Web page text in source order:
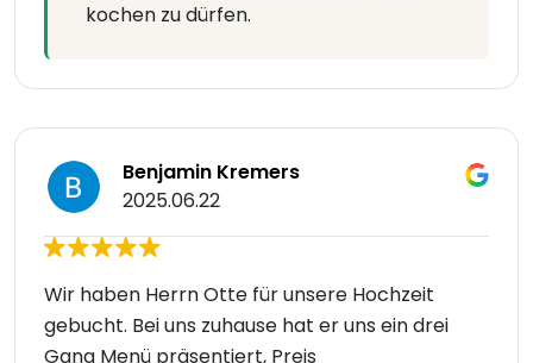
kochen zu dürfen.
Benjamin Kremers
2025.06.22
Wir haben Herrn Otte für unsere Hochzeit
gebucht. Bei uns zuhause hat er uns ein drei
Gang Menü präsentiert, Preis